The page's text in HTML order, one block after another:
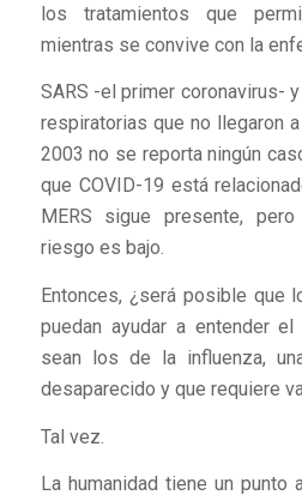
los tratamientos que
mientras se convive con la
SARS -el primer coronavirus-
respiratorias que no llegaron
2003 no se reporta ningún
que COVID-19 está
MERS sigue presente,
riesgo es bajo.
Entonces, ¿será posible que
puedan ayudar a entender
sean los de la influenza,
desaparecido y que requiere
Tal vez.
La humanidad tiene un